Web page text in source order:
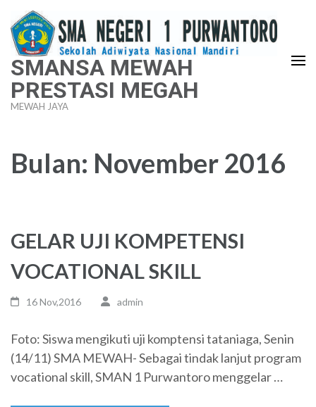
Lompat
ke
konten
(Tekan
Enter)
SMANSA MEWAH
PRESTASI MEGAH
MEWAH JAYA
Bulan: November 2016
GELAR UJI KOMPETENSI
VOCATIONAL SKILL
16 Nov,2016 admin
Foto: Siswa mengikuti uji komptensi tataniaga, Senin
(14/11) SMA MEWAH- Sebagai tindak lanjut program
vocational skill, SMAN 1 Purwantoro menggelar …